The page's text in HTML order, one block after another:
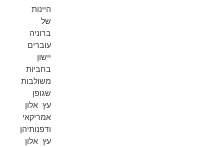
היינות
של
ברוניה
עוברים
יישון
בחביות
משולבות
שגופן
עץ אלון
אמריקאי
ודפנותיהן
עץ אלון